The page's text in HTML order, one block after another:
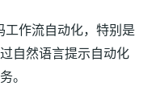
工作流自动化，特别是
自然语言提示自动化
。